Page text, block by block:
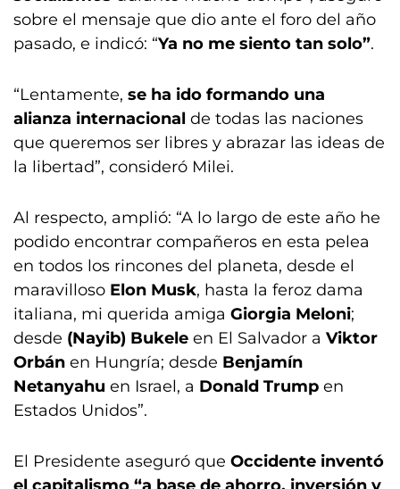
sobre el mensaje que dio ante el foro del año
pasado, e indicó: “Ya no me siento tan solo”.
“Lentamente, se ha ido formando una
alianza internacional de todas las naciones
que queremos ser libres y abrazar las ideas de
la libertad”, consideró Milei.
Al respecto, amplió: “A lo largo de este año he
podido encontrar compañeros en esta pelea
en todos los rincones del planeta, desde el
maravilloso Elon Musk, hasta la feroz dama
italiana, mi querida amiga Giorgia Meloni;
desde (Nayib) Bukele en El Salvador a Viktor
Orbán en Hungría; desde Benjamín
Netanyahu en Israel, a Donald Trump en
Estados Unidos”.
El Presidente aseguró que Occidente inventó